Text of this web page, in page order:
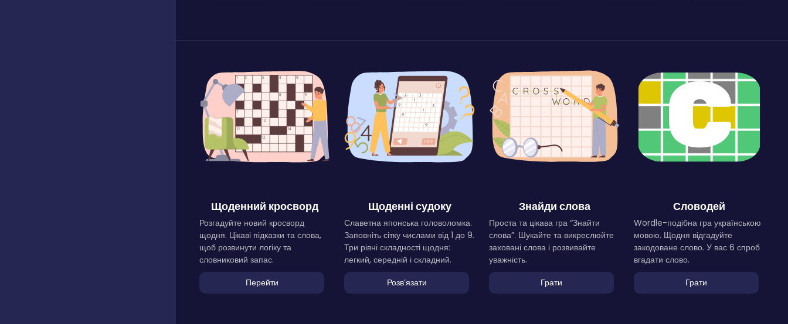
Щоденний кросворд
Розгадуйте новий кросворд
щодня. Цікаві підказки та слова,
щоб розвинути логіку та
словниковий запас.
Перейти
Щоденні судоку
Славетна японська головоломка.
Заповніть сітку числами від 1 до 9.
Три рівні складності щодня:
легкий, середній і складний.
Розвʼязати
Знайди слова
Проста та цікава гра “Знайти
слова”. Шукайте та викреслюйте
заховані слова і розвивайте
уважність.
Грати
Словодей
Wordle-подібна гра українською
мовою. Щодня відгадуйте
закодоване слово. У вас 6 спроб
вгадати слово.
Грати